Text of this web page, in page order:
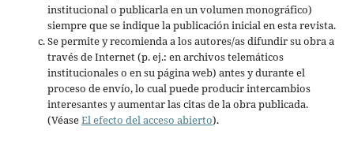
institucional o publicarla en un volumen monográfico)
siempre que se indique la publicación inicial en esta revista.
Se permite y recomienda a los autores/as difundir su obra a
través de Internet (p. ej.: en archivos telemáticos
institucionales o en su página web) antes y durante el
proceso de envío, lo cual puede producir intercambios
interesantes y aumentar las citas de la obra publicada.
(VéaseEl efecto del acceso abierto).